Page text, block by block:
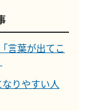
言葉が出てこ
りやすい人